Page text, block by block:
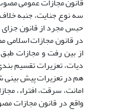
سه نوع جنایت، جنبه
حبس مجرد از قانون
دیات، تعزیرات تقسیم
هم در تعزیرات پیش بینی
امانت، سرقت، افتراء،